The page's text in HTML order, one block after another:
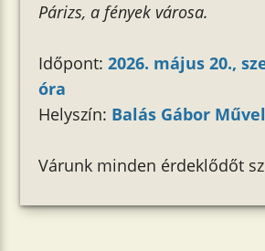
Párizs, a fények városa.
Időpont:2026. május 20.,
óra
Helyszín: Balás Gábor
Várunk minden érdeklődőt